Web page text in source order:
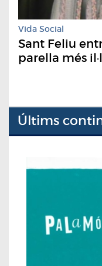
Vida Social
Sant Feliu
parella més
Últims